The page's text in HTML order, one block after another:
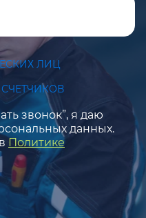
ЛИЦ
звонок”, я даю
данных.
Политике